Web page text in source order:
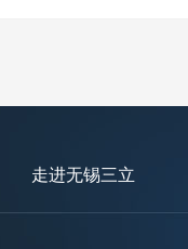
走进无锡三立